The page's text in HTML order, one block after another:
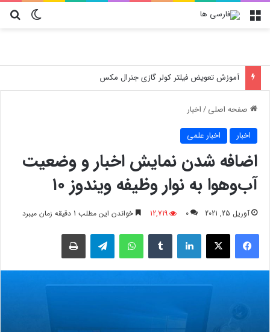
تغییر منو
آموزش تعویض فیلتر کولر گازی جنرال مکس
صفحه اصلی/اخبار
اخبار اخبار علمی
اضافه شدن نمایش اخبار و وضعیت
آب‌وهوا به نوار وظیفه ویندوز ۱۰
آوریل 25, 2021 0
12,719 خواندن این مطلب 1 دقیقه زمان میبرد
فیسبوک لینکدین واتس آپ